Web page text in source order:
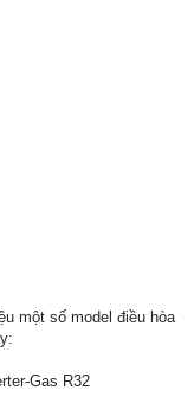
một số model điều hòa
Gas R32